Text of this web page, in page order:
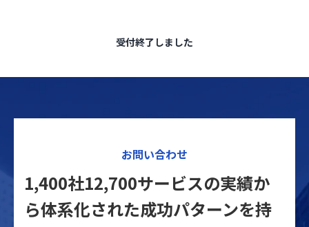
受付終了しました
お問い合わせ
1,400社12,700サービスの実績か
ら体系化された成功パターンを持